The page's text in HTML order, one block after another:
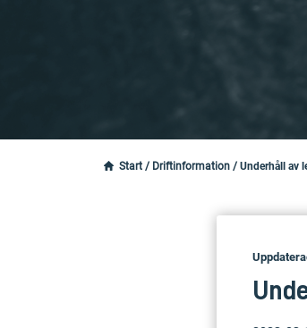
Start / Driftinformation / Underhåll av